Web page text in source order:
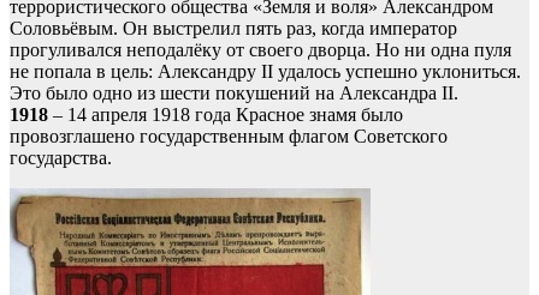
террористического общества «Земля и воля» Александром
Соловьёвым. Он выстрелил пять раз, когда император
прогуливался неподалёку от своего дворца. Но ни одна пуля
не попала в цель: Александру II удалось успешно уклониться.
Это было одно из шести покушений на Александра II.
1918 – 14 апреля 1918 года Красное знамя было
провозглашено государственным флагом Советского
государства.